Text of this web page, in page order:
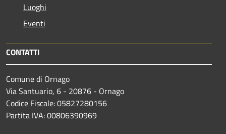
Luoghi
Eventi
CONTATTI
Comune di Ornago
Via Santuario, 6 - 20876 - Ornago
Codice Fiscale: 05827280156
Partita IVA: 00806390969